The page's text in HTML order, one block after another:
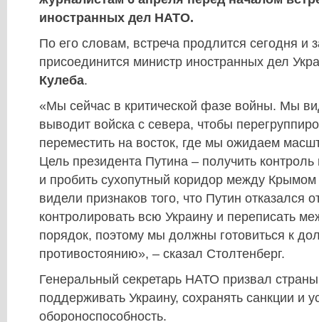
иностранных дел НАТО.
По его словам, встреча продлится сегодня и
присоединится министр иностранных дел
Кулеба.
«Мы сейчас в критической фазе войны. Мы
выводит войска с севера, чтобы
переместить на восток, где мы ожидаем
Цель президента Путина – получить
и пробить сухопутный коридор между
видели признаков того, что Путин отказался
контролировать всю Украину и переписать
порядок, поэтому мы должны готовиться к
противостоянию», – сказал Столтенберг.
Генеральный секретарь НАТО призвал
поддерживать Украину, сохранять санкции и
обороноспособность.